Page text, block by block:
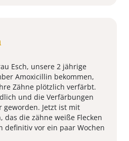
Esch, unsere 2 jährige
Amoxicillin bekommen,
Zähne plötzlich verfärbt.
und die Verfärbungen
geworden. Jetzt ist mit
die zähne weiße Flecken
definitiv vor ein paar Wochen